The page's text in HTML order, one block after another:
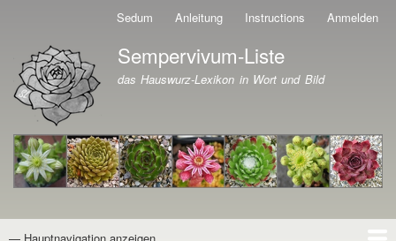
Direkt
zum
Inhalt
Sedum Anleitung Instructions Anmelden
Branding der Website
Sempervivum-Liste
das Hauswurz-Lexikon in Wort und Bild
— Hauptnavigation anzeigen